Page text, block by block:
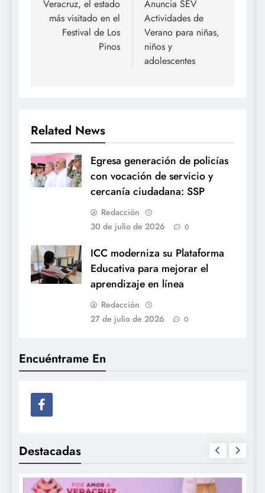
Encuéntrame En
Destacadas
de
entradas
Veracruz, el estado
más visitado en el
Festival de Los
Pinos
Anuncia SEV
Actividades de
Verano para niñas,
niños y
adolescentes
Related News
Egresa generación de policías
con vocación de servicio y
cercanía ciudadana: SSP
Redacción
30 de julio de 2026
0
ICC moderniza su Plataforma
Educativa para mejorar el
aprendizaje en línea
Redacción
27 de julio de 2026
0